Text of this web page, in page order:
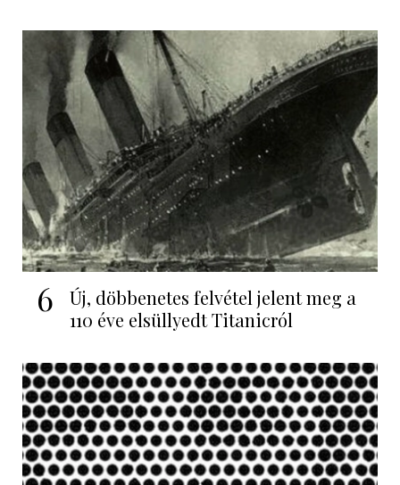
6
Új, döbbenetes felvétel jelent meg a
110 éve elsüllyedt Titanicról